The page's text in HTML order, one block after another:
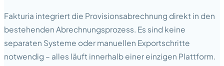
Fakturia integriert die Provisionsabrechnung direkt in den
bestehenden Abrechnungsprozess. Es sind keine
separaten Systeme oder manuellen Exportschritte
notwendig – alles läuft innerhalb einer einzigen Plattform.